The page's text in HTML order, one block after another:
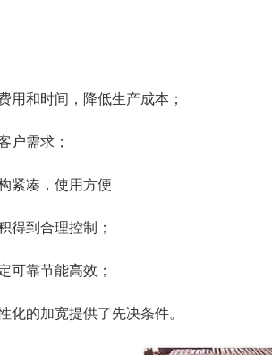
用和时间，降低生产成本；
户需求；
紧凑，使用方便
得到合理控制；
可靠节能高效；
的加宽提供了先决条件。